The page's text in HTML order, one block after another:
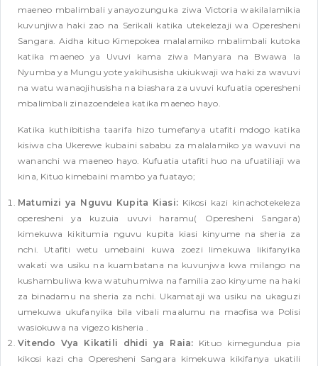
maeneo mbalimbali yanayozunguka ziwa Victoria wakilalamikia
kuvunjiwa haki zao na Serikali katika utekelezaji wa Operesheni
Sangara. Aidha kituo Kimepokea malalamiko mbalimbali kutoka
katika maeneo ya Uvuvi kama ziwa Manyara na Bwawa la
Nyumba ya Mungu yote yakihusisha ukiukwaji wa haki za wavuvi
na watu wanaojihusisha na biashara za uvuvi kufuatia operesheni
mbalimbali zinazoendelea katika maeneo hayo.
Katika kuthibitisha taarifa hizo tumefanya utafiti mdogo katika
kisiwa cha Ukerewe kubaini sababu za malalamiko ya wavuvi na
wananchi wa maeneo hayo. Kufuatia utafiti huo na ufuatiliaji wa
kina, Kituo kimebaini mambo ya fuatayo;
Matumizi ya Nguvu Kupita Kiasi: Kikosi kazi kinachotekeleza
operesheni ya kuzuia uvuvi haramu( Operesheni Sangara)
kimekuwa kikitumia nguvu kupita kiasi kinyume na sheria za
nchi. Utafiti wetu umebaini kuwa zoezi limekuwa likifanyika
wakati wa usiku na kuambatana na kuvunjwa kwa milango na
kushambuliwa kwa watuhumiwa na familia zao kinyume na haki
za binadamu na sheria za nchi. Ukamataji wa usiku na ukaguzi
umekuwa ukufanyika bila vibali maalumu na maofisa wa Polisi
wasiokuwa na vigezo kisheria .
Vitendo Vya Kikatili dhidi ya Raia: Kituo kimegundua pia
kikosi kazi cha Operesheni Sangara kimekuwa kikifanya ukatili